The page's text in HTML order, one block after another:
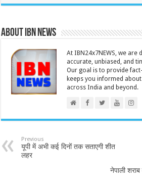
About IBN NEWS
At IBN24x7NEWS, we are
accurate, unbiased, and
Our goal is to provide
keeps you informed
across India and beyond.
Previous
यूपी में अभी कई दिनों तक सताएगी शीत
लहर
नेपाली